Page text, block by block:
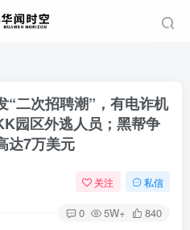
“二次招聘潮”，有电诈机
园区外逃人员；黑帮争
达7万美元
关注 私信
0 5W+ 840